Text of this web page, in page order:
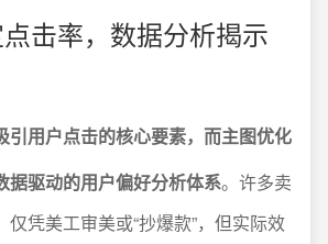
击率，数据分析揭示
引用户点击的核心要素，而主图优化
据驱动的用户偏好分析体系。许多卖
仅凭美工审美或“抄爆款”，但实际效